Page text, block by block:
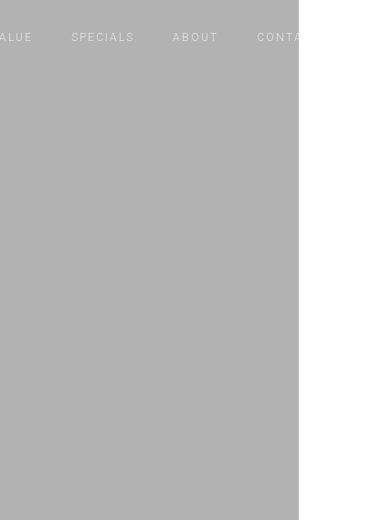
SPECIALS ABOUT CONTACT